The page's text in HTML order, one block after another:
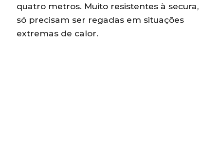
quatro metros. Muito resistentes à secura,
só precisam ser regadas em situações
extremas de calor.